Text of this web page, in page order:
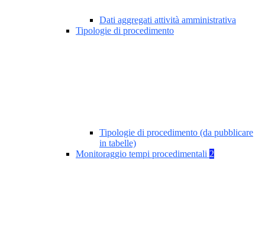
Dati aggregati attività amministrativa
Tipologie di procedimento
Tipologie di procedimento (da pubblicare
in tabelle)
Monitoraggio tempi procedimentali 2